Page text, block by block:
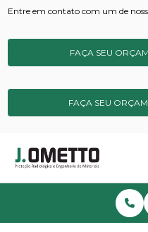
Entre em contato com um de
FAÇA SEU
FAÇA SEU